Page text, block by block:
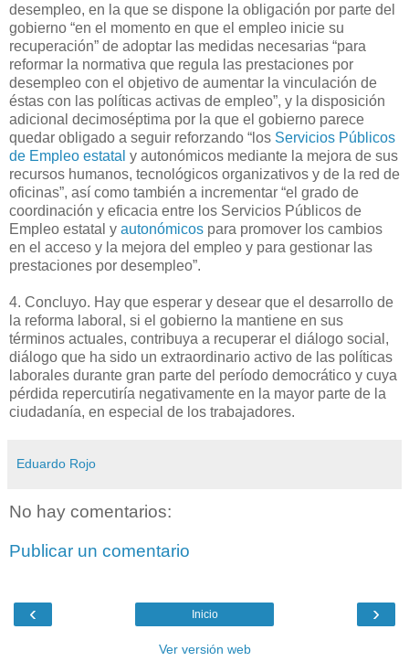
desempleo, en la que se dispone la obligación por parte del
gobierno “en el momento en que el empleo inicie su
recuperación” de adoptar las medidas necesarias “para
reformar la normativa que regula las prestaciones por
desempleo con el objetivo de aumentar la vinculación de
éstas con las políticas activas de empleo”, y la disposición
adicional decimoséptima por la que el gobierno parece
quedar obligado a seguir reforzando “los Servicios Públicos
de Empleo estatal y autonómicos mediante la mejora de sus
recursos humanos, tecnológicos organizativos y de la red de
oficinas”, así como también a incrementar “el grado de
coordinación y eficacia entre los Servicios Públicos de
Empleo estatal y autonómicos para promover los cambios
en el acceso y la mejora del empleo y para gestionar las
prestaciones por desempleo”.
4. Concluyo. Hay que esperar y desear que el desarrollo de
la reforma laboral, si el gobierno la mantiene en sus
términos actuales, contribuya a recuperar el diálogo social,
diálogo que ha sido un extraordinario activo de las políticas
laborales durante gran parte del período democrático y cuya
pérdida repercutiría negativamente en la mayor parte de la
ciudadanía, en especial de los trabajadores.
Eduardo Rojo
No hay comentarios:
Publicar un comentario
‹ ›
Inicio
Ver versión web